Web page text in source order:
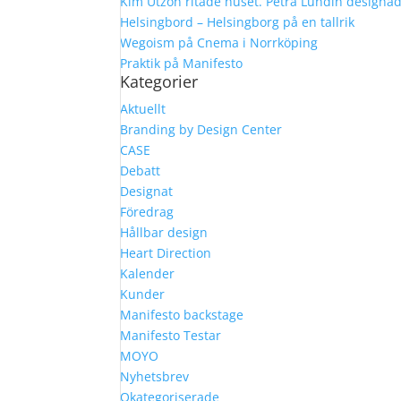
Helsingbord – Helsingborg på en tallrik
Wegoism på Cnema i Norrköping
Praktik på Manifesto
Kategorier
Aktuellt
Branding by Design Center
CASE
Debatt
Designat
Föredrag
Hållbar design
Heart Direction
Kalender
Kunder
Manifesto backstage
Manifesto Testar
MOYO
Nyhetsbrev
Okategoriserade